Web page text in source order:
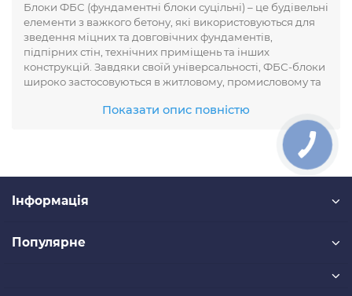
Блоки ФБС (фундаментні блоки суцільні) – це будівельні
елементи з важкого бетону, які використовуються для
зведення міцних та довговічних фундаментів,
підпірних стін, технічних приміщень та інших
конструкцій. Завдяки своїй універсальності, ФБС-блоки
широко застосовуються в житловому, промисловому та
високої марки, що забезпечує стійкість до
великих навантажень.
Довговічність: стійкі до впливу вологи, морозу та
середовища.
Показати опис повністю
Iнформація
Популярне